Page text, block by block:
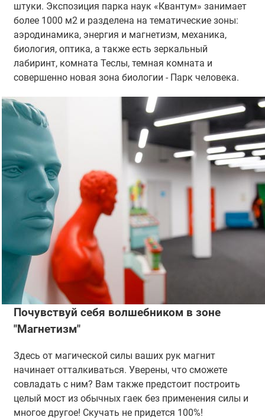
штуки. Экспозиция парка наук «Квантум» занимает
более 1000 м2 и разделена на тематические зоны:
аэродинамика, энергия и магнетизм, механика,
биология, оптика, а также есть зеркальный
лабиринт, комната Теслы, темная комната и
совершенно новая зона биологии - Парк человека.
Почувствуй себя волшебником в зоне
"Магнетизм"
Здесь от магической силы ваших рук магнит
начинает отталкиваться. Уверены, что сможете
совладать с ним? Вам также предстоит построить
целый мост из обычных гаек без применения силы и
многое другое! Скучать не придется 100%!